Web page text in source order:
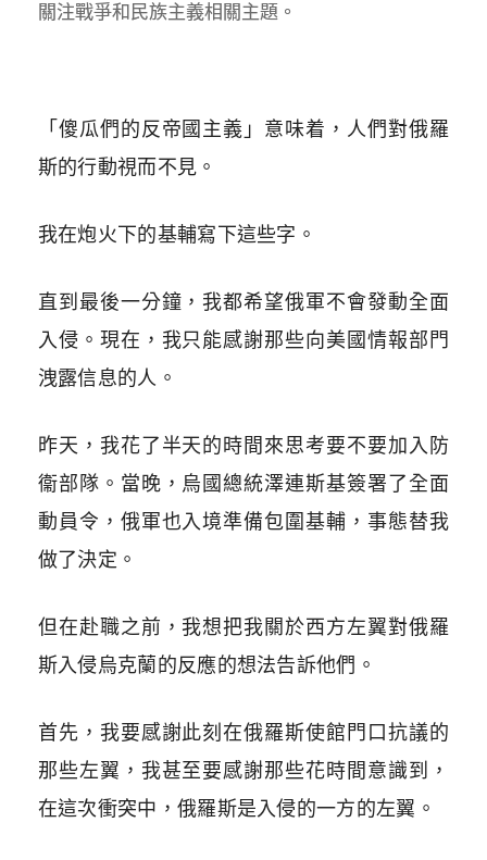
關注戰爭和民族主義相關主題。
「傻瓜們的反帝國主義」意味着，人們對俄羅
斯的行動視而不見。
我在炮火下的基輔寫下這些字。
直到最後一分鐘，我都希望俄軍不會發動全面
入侵。現在，我只能感謝那些向美國情報部門
洩露信息的人。
昨天，我花了半天的時間來思考要不要加入防
衞部隊。當晚，烏國總統澤連斯基簽署了全面
動員令，俄軍也入境準備包圍基輔，事態替我
做了決定。
但在赴職之前，我想把我關於西方左翼對俄羅
斯入侵烏克蘭的反應的想法告訴他們。
首先，我要感謝此刻在俄羅斯使館門口抗議的
那些左翼，我甚至要感謝那些花時間意識到，
在這次衝突中，俄羅斯是入侵的一方的左翼。